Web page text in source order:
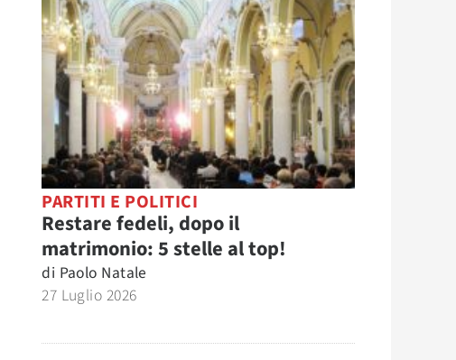
PARTITI E POLITICI
Restare fedeli, dopo il
matrimonio: 5 stelle al top!
di Paolo Natale
27 Luglio 2026